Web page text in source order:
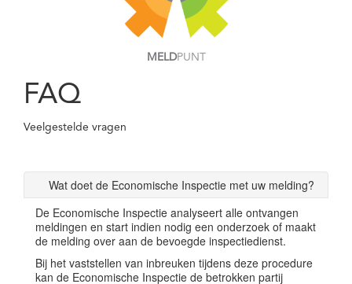
MELDPUNT
FAQ
Veelgestelde vragen
Wat doet de Economische Inspectie met uw melding?
De Economische Inspectie analyseert alle ontvangen
meldingen en start indien nodig een onderzoek of maakt
de melding over aan de bevoegde inspectiedienst.
Bij het vaststellen van inbreuken tijdens deze procedure
kan de Economische Inspectie de betrokken partij